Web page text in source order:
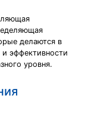
делаются в
и эффективности
уровня.